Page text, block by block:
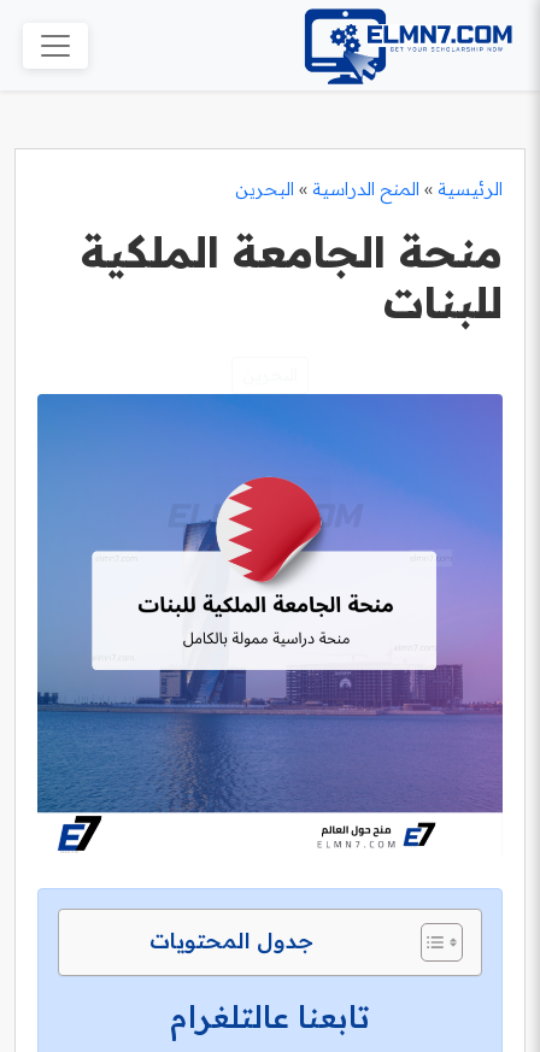
الرئيسية » المنح الدراسية » البحرين
منحة الجامعة الملكية
للبنات
جدول المحتويات
تابعنا عالتلغرام